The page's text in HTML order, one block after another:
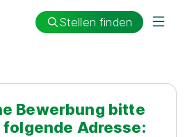
Stellen finden
Bewerbung bitte
folgende Adresse: